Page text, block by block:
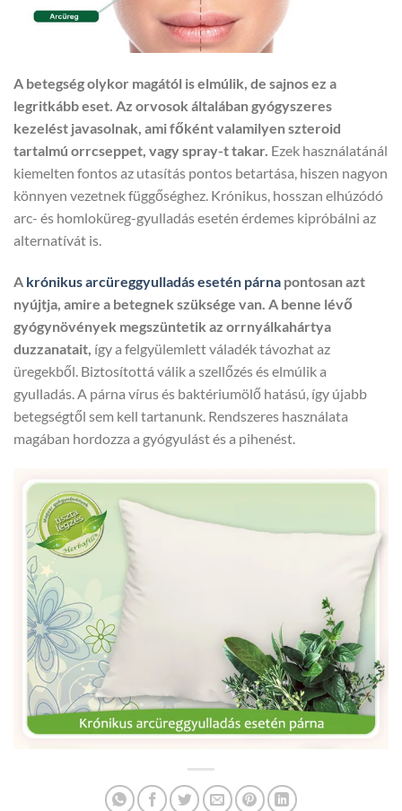
A betegség olykor magától is elmúlik, de sajnos ez a
legritkább eset. Az orvosok általában gyógyszeres
kezelést javasolnak, ami főként valamilyen szteroid
tartalmú orrcseppet, vagy spray-t takar. Ezek használatánál
kiemelten fontos az utasítás pontos betartása, hiszen nagyon
könnyen vezetnek függőséghez. Krónikus, hosszan elhúzódó
arc- és homloküreg-gyulladás esetén érdemes kipróbálni az
alternatívát is.
A krónikus arcüreggyulladás esetén párna pontosan azt
nyújtja, amire a betegnek szüksége van. A benne lévő
gyógynövények megszüntetik az orrnyálkahártya
duzzanatait, így a felgyülemlett váladék távozhat az
üregekből. Biztosítottá válik a szellőzés és elmúlik a
gyulladás. A párna vírus és baktériumölő hatású, így újabb
betegségtől sem kell tartanunk. Rendszeres használata
magában hordozza a gyógyulást és a pihenést.